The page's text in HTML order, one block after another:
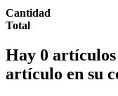
Cantidad
Total
Hay 0
artículo en su